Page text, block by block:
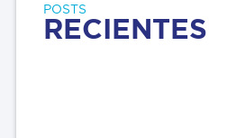
POSTS
RECIENTES